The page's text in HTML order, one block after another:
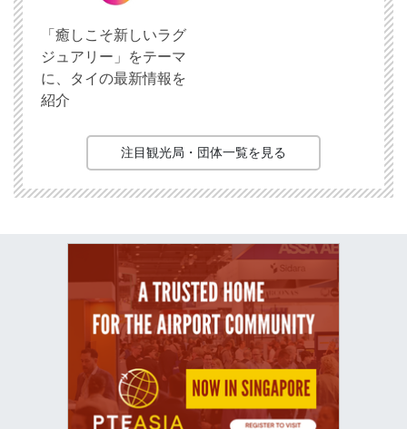
「癒しこそ新しいラグ
ジュアリー」をテーマ
に、タイの最新情報を
紹介
注目観光局・団体一覧を見る